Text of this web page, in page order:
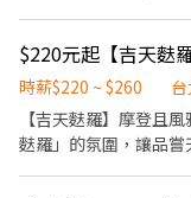
成後，運送至一至三
下崗 ．工作待遇：單次450~550元 ※ 機車好
作時間：10:30 -
定假日不安排任務 ．
時薪$220 ~ $260
【吉天麩羅】摩登且
麩羅」的氛圍，讓品嘗天麩